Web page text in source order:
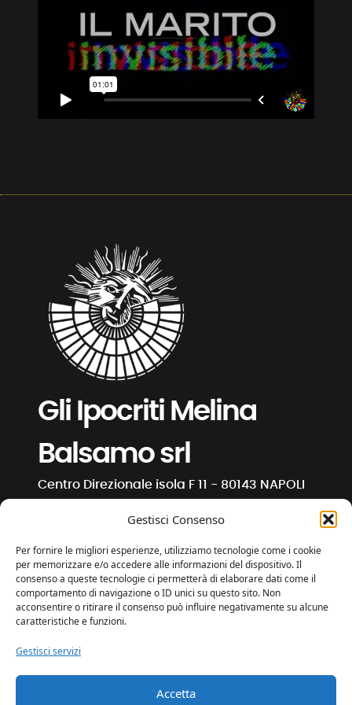
Gestisci Consenso
Per fornire le migliori esperienze, utilizziamo tecnologie come i cookie
per memorizzare e/o accedere alle informazioni del dispositivo. Il
consenso a queste tecnologie ci permetterà di elaborare dati come il
comportamento di navigazione o ID unici su questo sito. Non
acconsentire o ritirare il consenso può influire negativamente su alcune
caratteristiche e funzioni.
Gestisci servizi
Accetta
Gli Ipocriti Melina
Balsamo srl
Centro Direzionale isola F 11 - 80143 NAPOLI
gli.ipocriti@pcert.it
⋅ ⋅ ⋅
Privacy e Cookies